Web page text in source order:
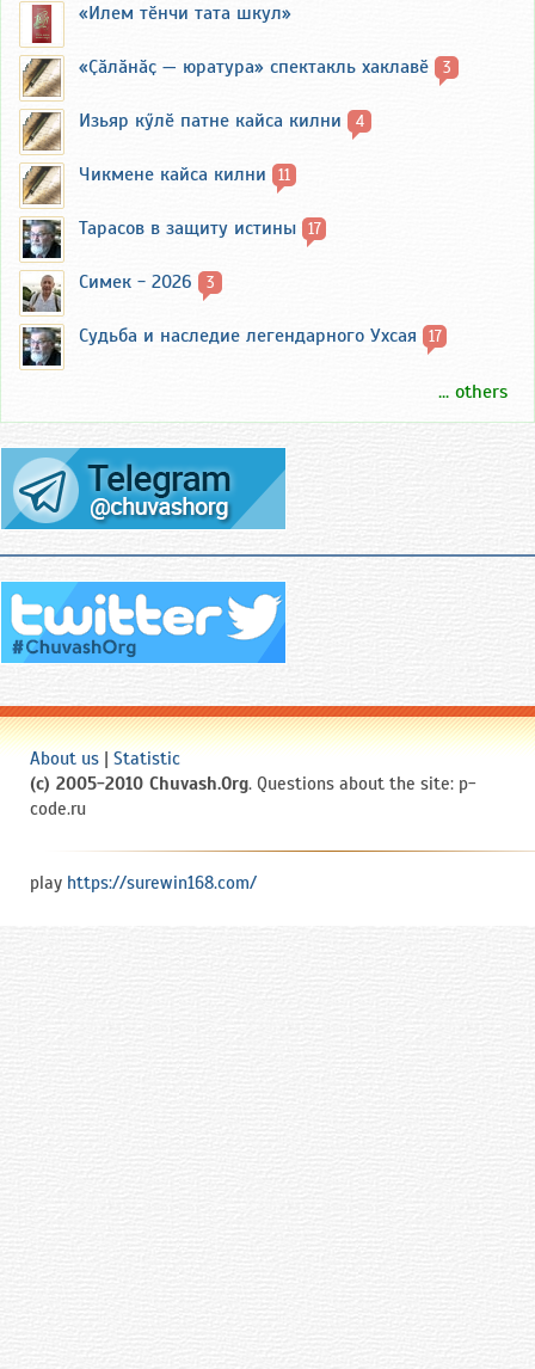
«Илем тӗнчи тата шкул»
«Ҫӑлӑнӑҫ — юратура» спектакль хаклавӗ 3
Изьяр кӳлӗ патне кайса килни 4
Чикмене кайса килни 11
Тарасов в защиту истины 17
Симек - 2026 3
Судьба и наследие легендарного Ухсая 17
... others
About us | Statistic
(c) 2005-2010 Chuvash.Org. Questions about the site: p-
code.ru
play https://surewin168.com/